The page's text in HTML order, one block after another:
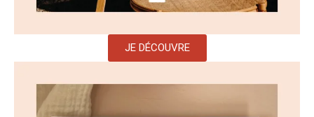
JE DÉCOUVRE